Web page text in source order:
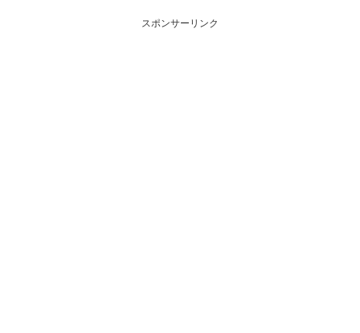
(注意喚起・申込停止)など、空売
り関連情報を集計し、図解でわ
喚起・申込停止)など、空売り関
連情報を集計し、図解でわかり
スポンサーリンク